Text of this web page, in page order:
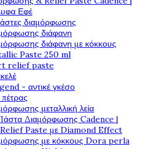
Εφέ
διαμόρφωσης
διάφανη
διάφανη με κόκκους
Paste 250 ml
relief paste
- αντικέ γκέσο
μεταλλική λεία
Διαμόρφωσης Cadence |
Relief Paste με Diamond Effect
με κόκκους Dora perla